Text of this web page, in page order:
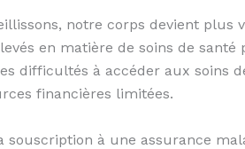
notre corps devient plus
en matière de soins de
difficultés à accéder aux soins
financières limitées.
souscription à une assurance